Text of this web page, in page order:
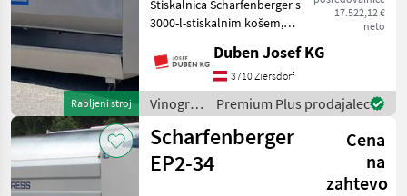
SKRLJ
Enoveneta
Sraml
Willmes
Rabljeni stroj
17.522,12 €
neto
Stiskalnica Scharfenberger s
3000-l-stiskalnim košem,
polnjenje z drsnimi vrati,
popolnoma avtomatskim
krmiljenjem, stranskim
zaslonom, priklj
Duben Josef KG
3710 Ziersdorf
Vinogradništvo
/
Scharfenberger
Premium Plus prodajalec
Scharfenberger
EP2-34
Cena
na
zahtevo